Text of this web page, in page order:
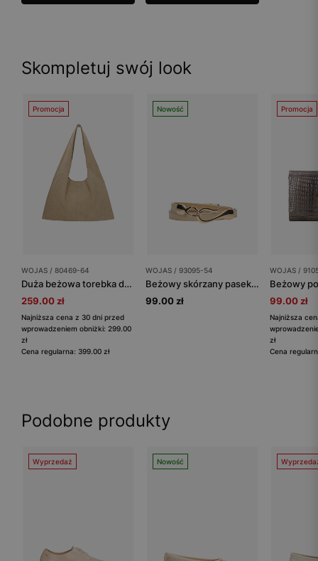
Skompletuj swój look
Promocja
WOJAS / 80469-64
Duża beżowa torebka damska
259.00 zł
Najniższa cena z 30 dni przed
wprowadzeniem obniżki: 299.00
zł
Cena regularna: 399.00 zł
Nowość
WOJAS / 93095-54
Beżowy skórzany pasek damski ze złotą klamrą
99.00 zł
Promocja
WOJAS /
99.00 zł
Najniższa
zł
Cena
Podobne produkty
Wyprzedaż Nowość